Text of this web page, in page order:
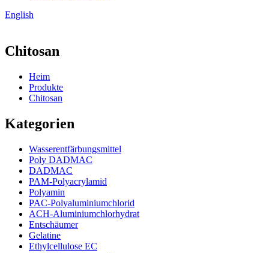
English
Chitosan
Heim
Produkte
Chitosan
Kategorien
Wasserentfärbungsmittel
Poly DADMAC
DADMAC
PAM-Polyacrylamid
Polyamin
PAC-Polyaluminiumchlorid
ACH-Aluminiumchlorhydrat
Entschäumer
Gelatine
Ethylcellulose EC